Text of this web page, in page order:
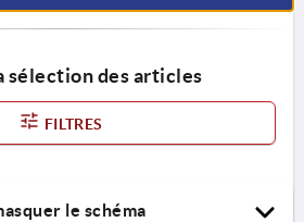
sélection des articles
FILTRES
le schéma